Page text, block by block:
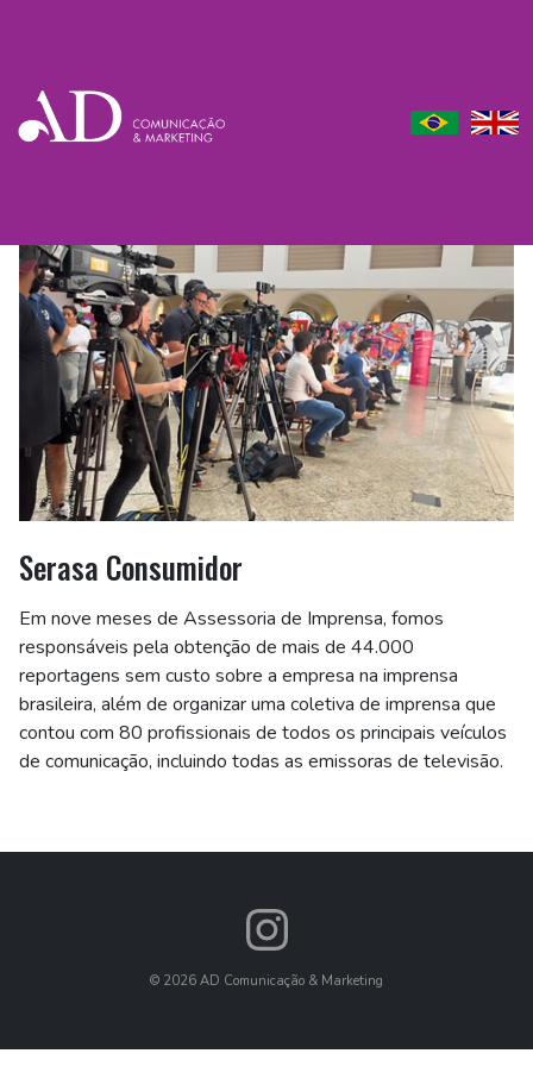
Serasa Consumidor
Em nove meses de Assessoria de Imprensa, fomos
responsáveis pela obtenção de mais de 44.000
reportagens sem custo sobre a empresa na imprensa
brasileira, além de organizar uma coletiva de imprensa que
contou com 80 profissionais de todos os principais veículos
de comunicação, incluindo todas as emissoras de televisão.
© 2026 AD Comunicação & Marketing